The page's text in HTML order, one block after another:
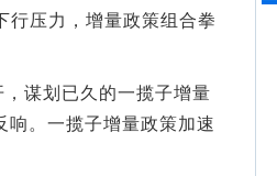
压力，增量政策组合拳
谋划已久的一揽子增量
响。一揽子增量政策加速